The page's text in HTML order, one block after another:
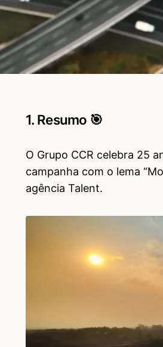
1. Resumo 🎯
O Grupo CCR celebra 25
campanha com o lema
agência Talent.